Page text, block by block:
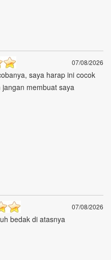
07/08/2026
saya harap ini cocok
membuat saya
07/08/2026
bedak di atasnya